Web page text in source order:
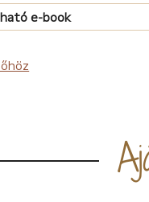
e-book